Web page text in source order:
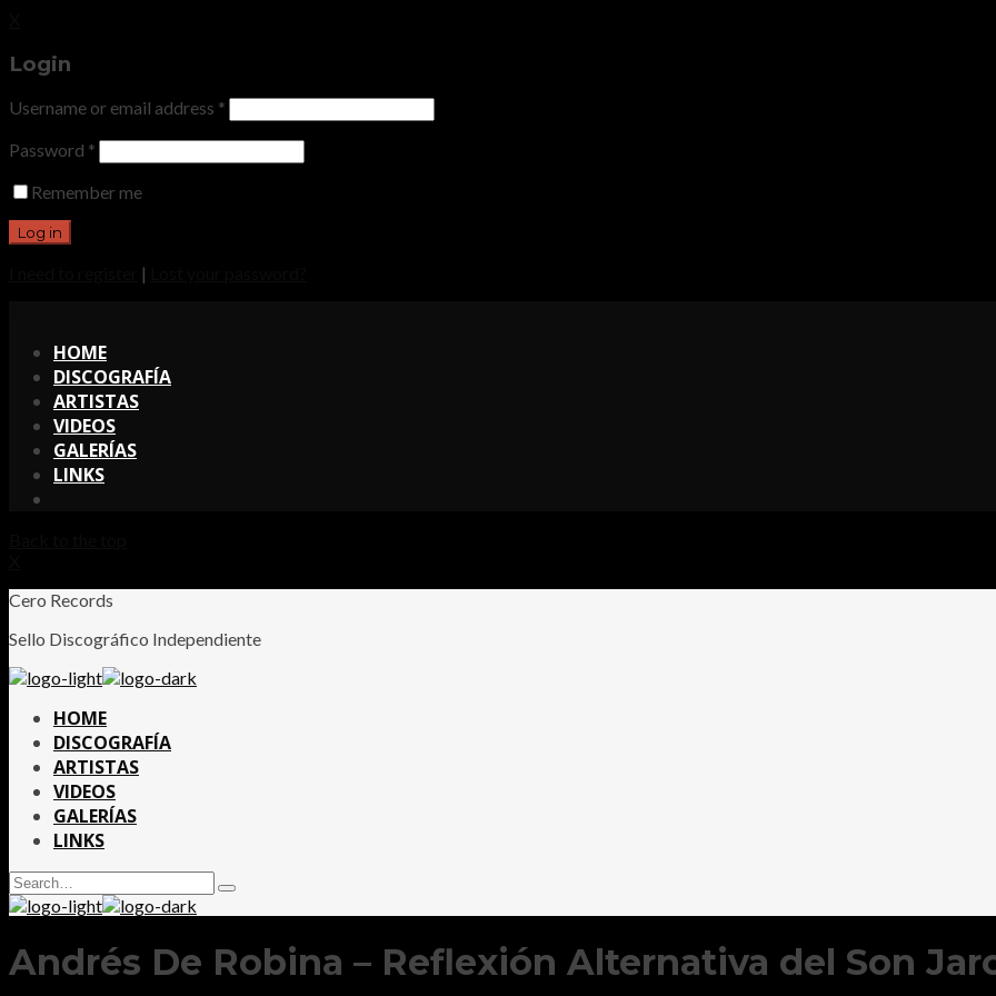
Login
Username or email address *
Password *
Remember me
|
HOME
DISCOGRAFÍA
ARTISTAS
VIDEOS
GALERÍAS
LINKS
Cero Records
Sello Discográfico Independiente
HOME
DISCOGRAFÍA
ARTISTAS
VIDEOS
GALERÍAS
LINKS
Search
for:
Type
and
enter
Andrés De Robina – Reflexión Alternativa del Son